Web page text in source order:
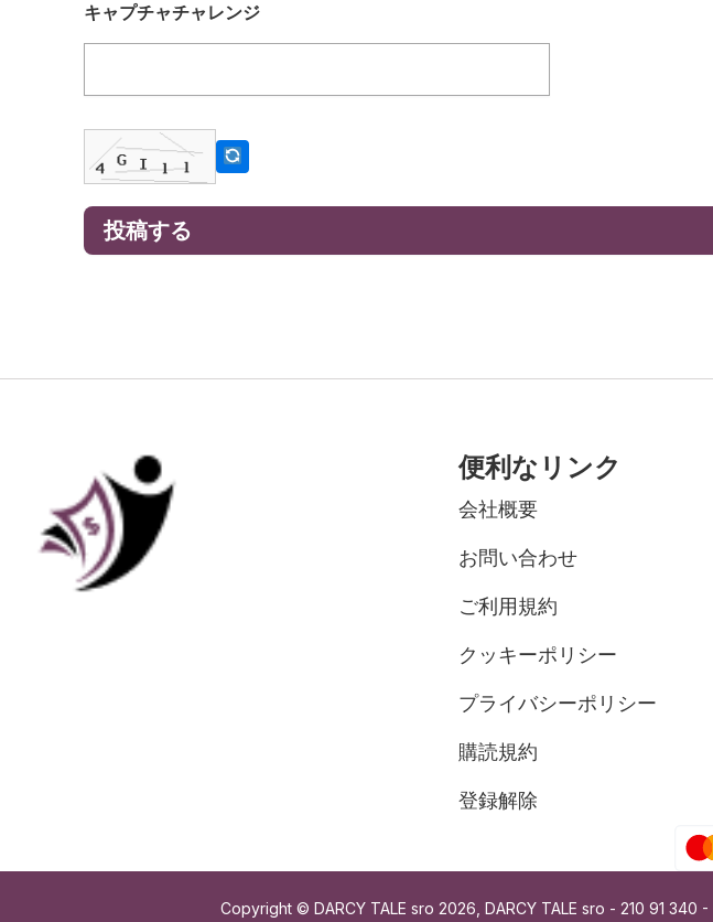
キャプチャチャレンジ
便利なリンク
会社概要
お問い合わせ
ご利用規約
クッキーポリシー
プライバシーポリシー
購読規約
登録解除
Copyright © DARCY TALE sro 2026, DARCY TALE sro - 210 91